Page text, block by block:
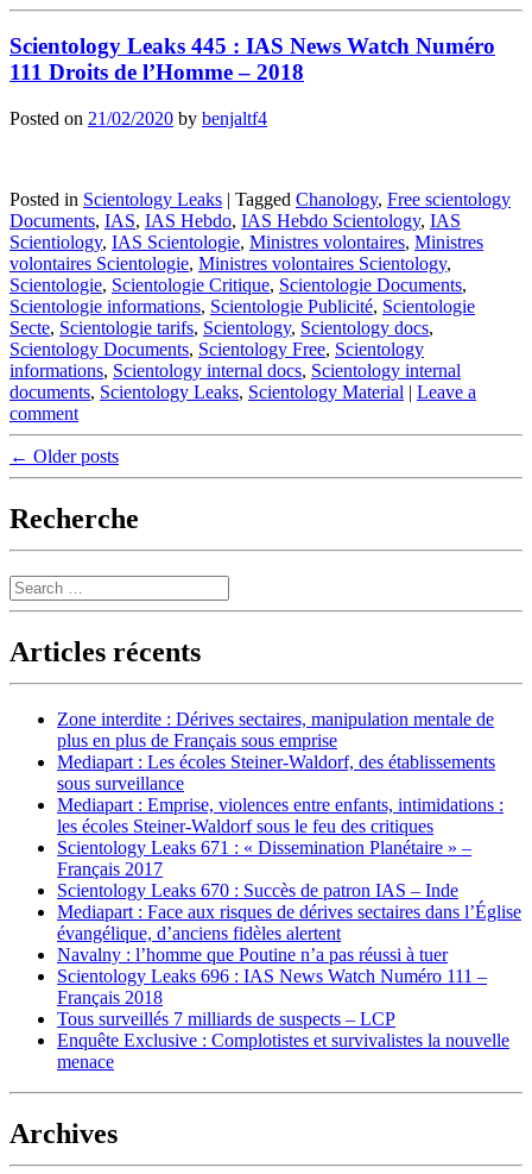
Scientology Leaks 445 : IAS News Watch Numéro
111 Droits de l’Homme – 2018
Posted on 21/02/2020 by benjaltf4
Posted in Scientology Leaks | Tagged Chanology, Free scientology
Documents, IAS, IAS Hebdo, IAS Hebdo Scientology, IAS
Scientiology, IAS Scientologie, Ministres volontaires, Ministres
volontaires Scientologie, Ministres volontaires Scientology,
Scientologie, Scientologie Critique, Scientologie Documents,
Scientologie informations, Scientologie Publicité, Scientologie
Secte, Scientologie tarifs, Scientology, Scientology docs,
Scientology Documents, Scientology Free, Scientology
informations, Scientology internal docs, Scientology internal
documents, Scientology Leaks, Scientology Material | Leave a
comment
Post
navigation
← Older posts
Recherche
Search
Articles récents
Zone interdite : Dérives sectaires, manipulation mentale de
plus en plus de Français sous emprise
Mediapart : Les écoles Steiner-Waldorf, des établissements
sous surveillance
Mediapart : Emprise, violences entre enfants, intimidations :
les écoles Steiner-Waldorf sous le feu des critiques
Scientology Leaks 671 : « Dissemination Planétaire » –
Français 2017
Scientology Leaks 670 : Succès de patron IAS – Inde
Mediapart : Face aux risques de dérives sectaires dans l’Église
évangélique, d’anciens fidèles alertent
Navalny : l’homme que Poutine n’a pas réussi à tuer
Scientology Leaks 696 : IAS News Watch Numéro 111 –
Français 2018
Tous surveillés 7 milliards de suspects – LCP
Enquête Exclusive : Complotistes et survivalistes la nouvelle
menace
Archives